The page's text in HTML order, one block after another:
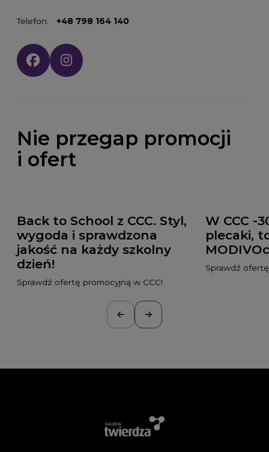
Telefon: +48 798 164 140
Social media:
Nie przegap promocji
i ofert
Back to School z CCC. Styl,
wygoda i sprawdzona
jakość na każdy szkolny
dzień!
Sprawdź ofertę promocyjną w CCC!
W CCC -
plecaki,
Sprawdź